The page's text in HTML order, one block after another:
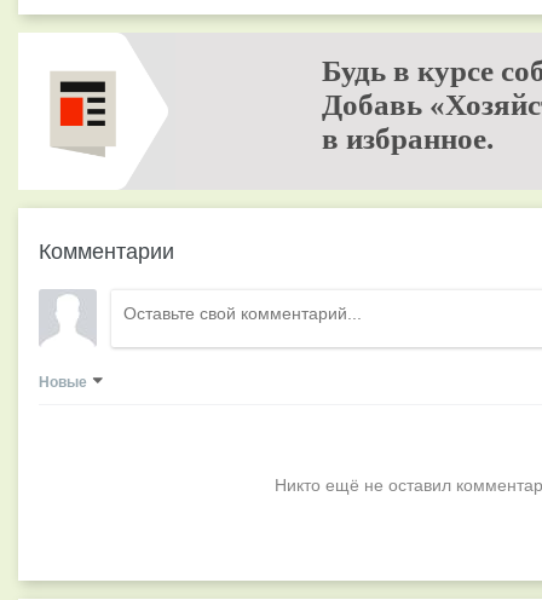
Будь в курсе
Добавь
в избранное.
Комментарии
Новые
Никто ещё не оставил